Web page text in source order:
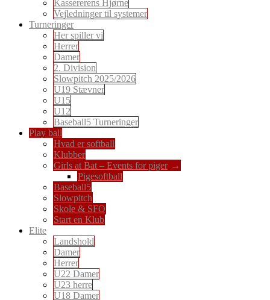
Kassererens Hjørne
Vejledninger til systemer
Turneringer
Her spiller vi
Herrer
Damer
2. Division
Slowpitch 2025/2026
U19 Stævner
U15
U12
Baseball5 Turneringer
Play ball
Hvad er softball
Klubber
Girls at Bat – Events for piger
Pigesoftball
Baseball5
Slowpitch
Skole & SFO
Start en Klub
Elite
Landshold
Damer
Herrer
U22 Damer
U23 herre
U18 Damer